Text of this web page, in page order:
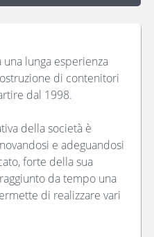
una lunga esperienza
di contenitori
dal 1998.
della società è
e adeguandosi
forte della sua
da tempo una
di realizzare vari